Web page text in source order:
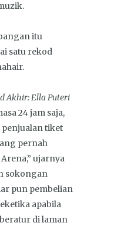
itu
satu rekod
Akhir: Ella Puteri
24 jam saja,
tiket
pernah
ujarnya
sokongan
pun pembelian
apabila
di laman